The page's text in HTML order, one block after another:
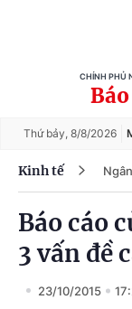
CHÍNH PHỦ
Thứ bảy, 8/8/2026
Kinh tế
Báo cáo
3 vấn đề
23/10/2015